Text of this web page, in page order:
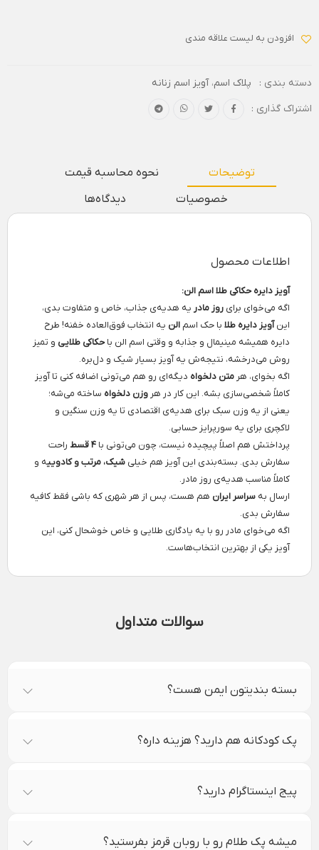
افزودن به لیست علاقه مندی
دسته بندی : پلاک اسم،آویز اسم زنانه
اشتراک گذاری :
توضیحات
نحوه محاسبه قیمت
خصوصیات
دیدگاه‌ها
اطلاعات محصول
آویز دایره حکاکی طلا اسم الن:
اگه می‌خوای برای روز مادر یه هدیه‌ی جذاب، خاص و متفاوت بدی،
اینآویز دایره طلا با حک اسم الن یه انتخاب فوق‌العاده خفنه! طرح
دایره همیشه مینیمال و جذابه و وقتی اسم الن باحکاکی طلایی و تمیز
روش می‌درخشه، نتیجه‌ش یه آویز بسیار شیک و دل‌بره.
اگه بخوای، هر متن دلخواه دیگه‌ای رو هم می‌تونی اضافه کنی تا آویز
کاملاً شخصی‌سازی بشه. این کار در هر وزن دلخواه ساخته می‌شه؛
یعنی از یه وزن سبک برای هدیه‌ی اقتصادی تا یه وزن سنگین و
لاکچری برای یه سورپرایز حسابی.
پرداختش هم اصلاً پیچیده نیست، چون می‌تونی با ۴ قسط
راحت
سفارش بدی. بسته‌بندی این آویز هم خیلی شیک، مرتب و کادوییه و
کاملاً مناسب هدیه‌ی روز مادر.
ارسال به سراسر ایران هم هست، پس از هر شهری که باشی فقط کافیه
سفارش بدی.
اگه می‌خوای مادر رو با یه یادگاری طلایی و خاص خوشحال کنی، این
آویز یکی از بهترین انتخاب‌هاست.
سوالات متداول
بسته بندیتون ایمن هست؟
پک کودکانه هم دارید؟ هزینه داره؟
پیج اینستاگرام دارید؟
میشه پک طلام رو با روبان قرمز بفرستید؟